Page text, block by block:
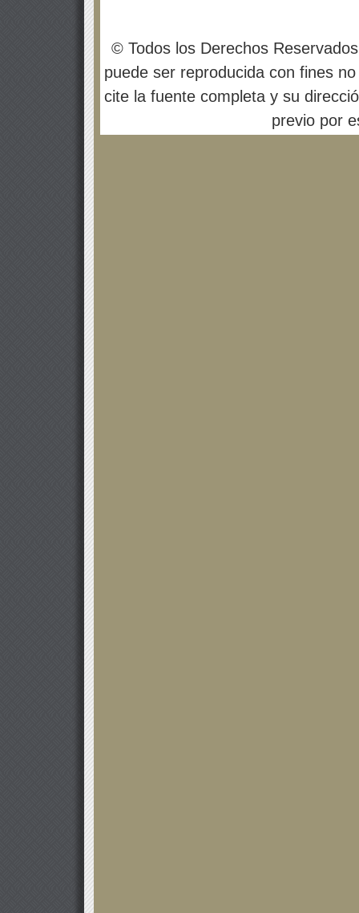
© Todos los Derechos
puede ser reproducida con fines
cite la fuente completa y su
previo por